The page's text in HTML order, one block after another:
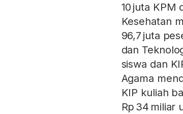
10 juta KPM
Kesehatan
96,7 juta
dan
siswa dan
Agama
KIP kuliah
Rp 34 miliar